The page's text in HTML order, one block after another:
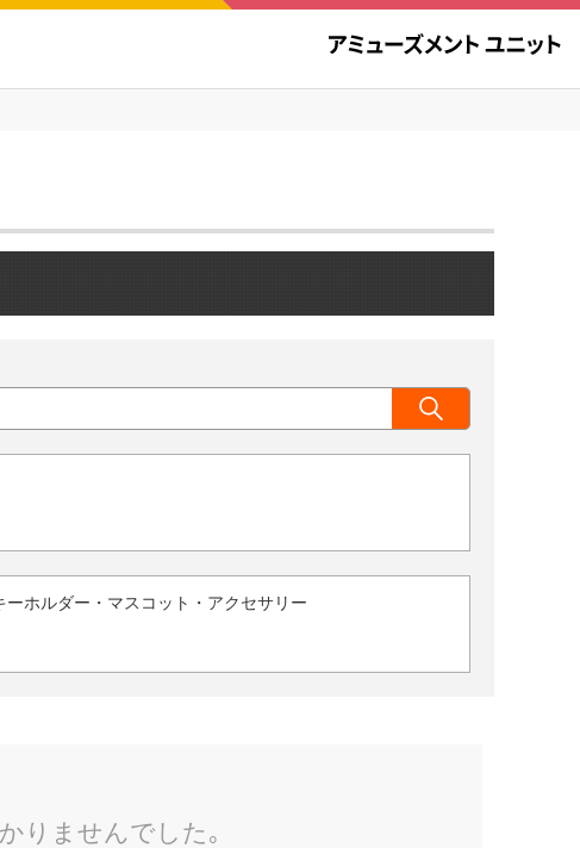
ーホルダー・マスコット・アクセサリー